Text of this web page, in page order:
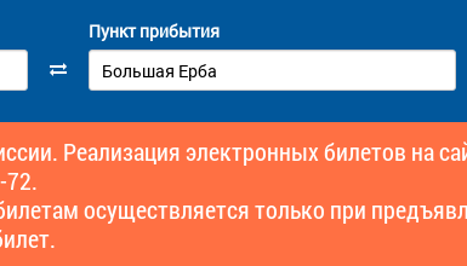
Пункт прибытия
Реализация электронных билетов на
72.
осуществляется только при